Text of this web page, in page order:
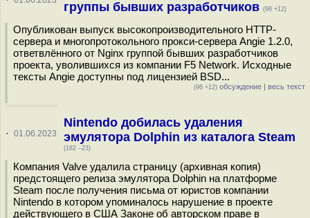
группы бывших разработчиков (96 +12)
Опубликован выпуск высокопроизводительного HTTP-
сервера и многопротокольного прокси-сервера Angie 1.2.0,
ответвлённого от Nginx группой бывших разработчиков
проекта, уволившихся из компании F5 Network. Исходные
тексты Angie доступны под лицензией BSD...
(96 +12) обсуждение | весь текст
· 01.06.2023
Nintendo добилась удаления
эмулятора Dolphin из каталога Steam
(182 –23)
Компания Valve удалила страницу (архивная копия)
предстоящего релиза эмулятора Dolphin на платформе
Steam после получения письма от юристов компании
Nintendo в котором упоминалось нарушение в проекте
действующего в США Законе об авторском праве в